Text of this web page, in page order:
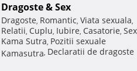
Dragoste & Sex
Dragoste, Romantic, Viata sexuala,
Relatii, Cuplu, Iubire, Casatorie, Sex
Kama Sutra, Pozitii sexuale
Kamasutra, Declaratii de dragoste